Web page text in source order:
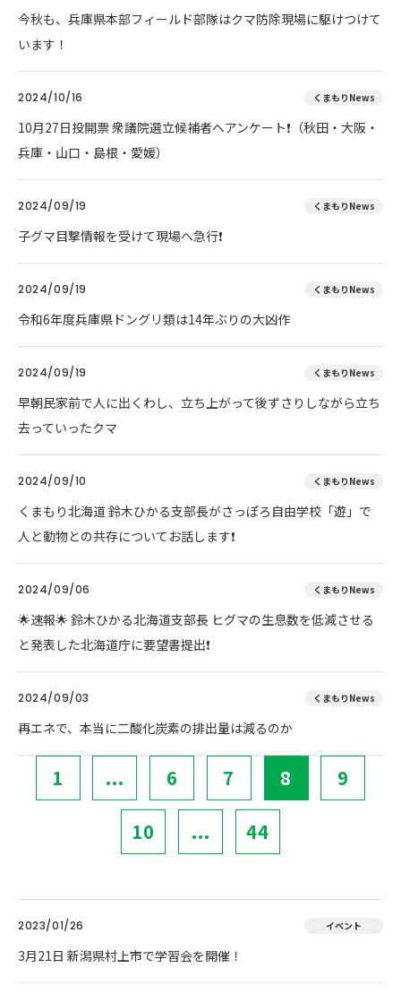
今秋も、兵庫県本部フィールド部隊はクマ防除現場に駆けつけて
います！
2024/10/16 くまもりNews
10月27日投開票 衆議院選立候補者へアンケート❗（秋田・大阪・
兵庫・山口・島根・愛媛）
2024/09/19 くまもりNews
子グマ目撃情報を受けて現場へ急行❗
2024/09/19 くまもりNews
令和6年度兵庫県ドングリ類は14年ぶりの大凶作
2024/09/19 くまもりNews
早朝民家前で人に出くわし、立ち上がって後ずさりしながら立ち
去っていったクマ
2024/09/10 くまもりNews
くまもり北海道 鈴木ひかる支部長がさっぽろ自由学校「遊」で
人と動物との共存についてお話します❗
2024/09/06 くまもりNews
🌟速報🌟 鈴木ひかる北海道支部長 ヒグマの生息数を低減させる
と発表した北海道庁に要望書提出❗
2024/09/03 くまもりNews
再エネで、本当に二酸化炭素の排出量は減るのか
1 ... 6 7 8 9
10 ... 44
2023/01/26 イベント
3月21日 新潟県村上市で学習会を開催！